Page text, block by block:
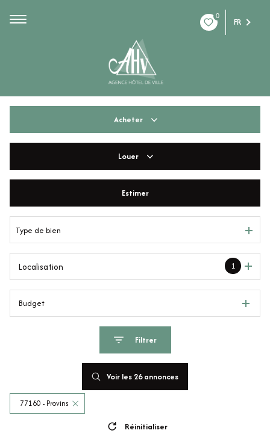
0
FR
Acheter
De l'immo pro
Louer
De l'immo pro
Estimer
Type de bien
1
Localisation
Budget
Filtrer
Voir les 26annonces
77160 - Provins
Réinitialiser